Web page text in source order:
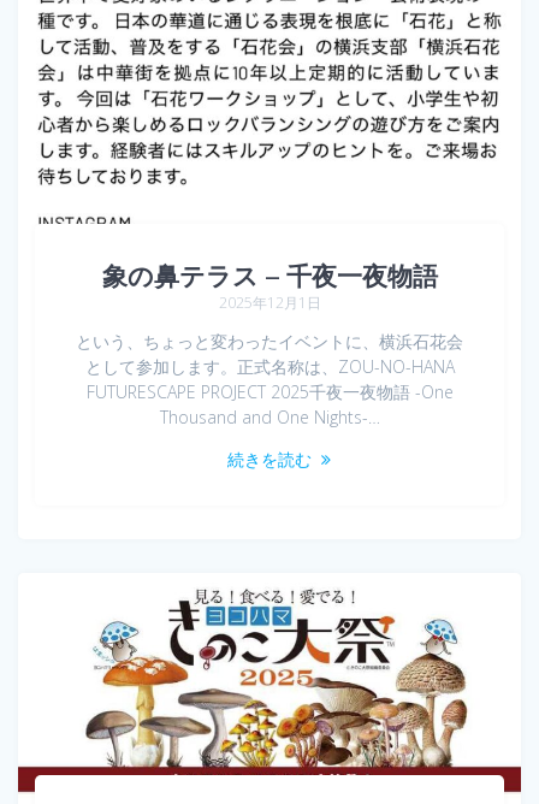
象の鼻テラス – 千夜一夜物語
2025年12月1日
という、ちょっと変わったイベントに、横浜石花会
として参加します。正式名称は、ZOU-NO-HANA
FUTURESCAPE PROJECT 2025千夜一夜物語 -One
Thousand and One Nights-…
続きを読む